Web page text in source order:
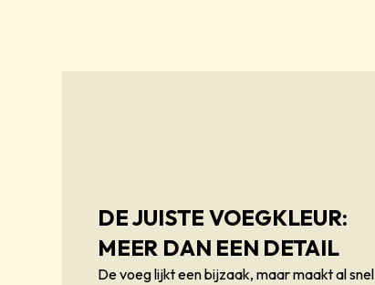
DE JUISTE VOEGKLEUR:
MEER DAN EEN DETAIL
De voeg lijkt een bijzaak, maar maakt al snel